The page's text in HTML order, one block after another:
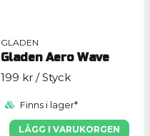
GLADEN
Gladen Aero Wave
199 kr / Styck
Finns i lager*
LÄGG I VARUKORGEN